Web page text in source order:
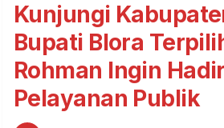
Kunjungi
Bupati Blora
Rohman Ingin
Pelayanan Publik